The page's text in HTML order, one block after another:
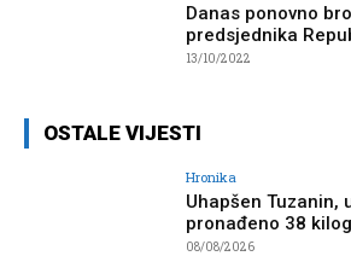
Danas ponovno
predsjednika
13/10/2022
OSTALE VIJESTI
Hronika
Uhapšen Tuzanin,
pronađeno 38
08/08/2026